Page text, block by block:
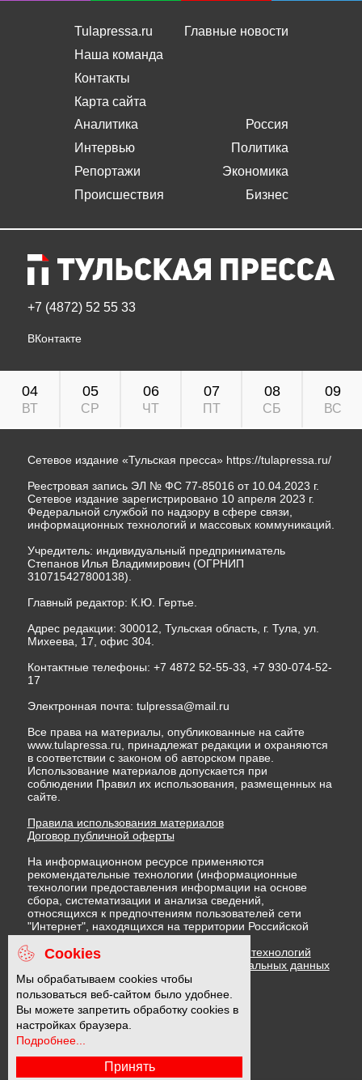
Tulapressa.ru
Наша команда
Контакты
Карта сайта
Главные новости
Аналитика
Интервью
Репортажи
Происшествия
Россия
Политика
Экономика
Бизнес
+7 (4872) 52 55 33
ВКонтакте
04
ВТ
05
СР
06
ЧТ
07
ПТ
08
СБ
09
ВС
Сетевое издание «Тульская пресса» https://tulapressa.ru/
Реестровая запись ЭЛ № ФС 77-85016 от 10.04.2023 г.
Сетевое издание зарегистрировано 10 апреля 2023 г.
Федеральной службой по надзору в сфере связи,
информационных технологий и массовых коммуникаций.
Учредитель: индивидуальный предприниматель
Степанов Илья Владимирович (ОГРНИП
310715427800138).
Главный редактор: К.Ю. Гертье.
Адрес редакции: 300012, Тульская область, г. Тула, ул.
Михеева, 17, офис 304.
Контактные телефоны: +7 4872 52-55-33, +7 930-074-52-
17
Электронная почта: tulpressa@mail.ru
Все права на материалы, опубликованные на сайте
www.tulapressa.ru, принадлежат редакции и охраняются
в соответствии с законом об авторском праве.
Использование материалов допускается при
соблюдении Правил их использования, размещенных на
сайте.
Правила использования материалов
Договор публичной оферты
На информационном ресурсе применяются
рекомендательные технологии (информационные
технологии предоставления информации на основе
сбора, систематизации и анализа сведений,
относящихся к предпочтениям пользователей сети
"Интернет", находящихся на территории Российской
Федерации)
Правила применения рекомендательных технологий
Политика в отношении обработки персональных данных
Политика обработки файлов cookie
16 +
Cookies
Мы обрабатываем cookies чтобы
пользоваться веб-сайтом было удобнее.
Вы можете запретить обработку cookies в
настройках браузера.
Подробнее...
Принять